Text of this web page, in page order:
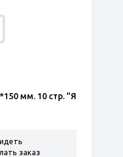
мм. 10 стр. "Я
заказ